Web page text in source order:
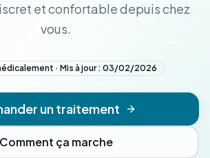
et confortable depuis chez
vous.
· Mis à jour : 03/02/2026
un traitement
Comment ça marche